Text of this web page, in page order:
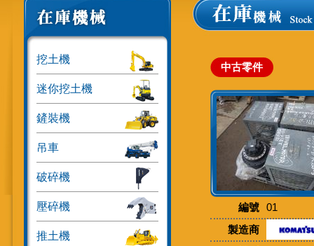
挖土機
迷你挖土機
鏟裝機
吊車
破碎機
壓碎機
推土機
中古零件
編號
01
製造商